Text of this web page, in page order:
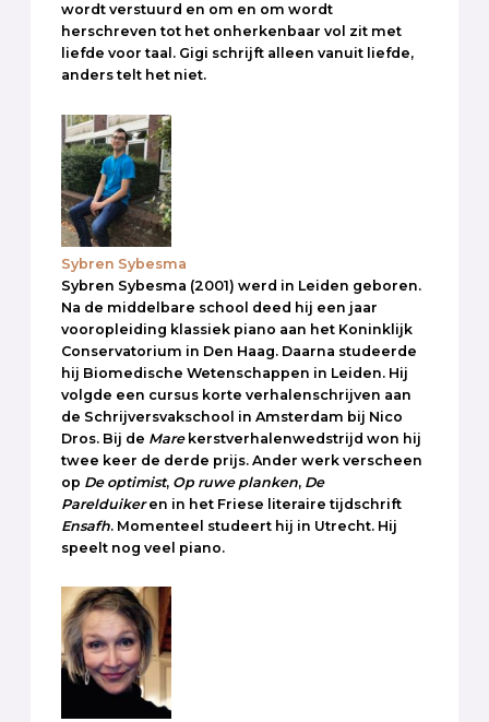
wordt verstuurd en om en om wordt
herschreven tot het onherkenbaar vol zit met
liefde voor taal. Gigi schrijft alleen vanuit liefde,
anders telt het niet.
Sybren Sybesma
Sybren Sybesma (2001) werd in Leiden geboren.
Na de middelbare school deed hij een jaar
vooropleiding klassiek piano aan het Koninklijk
Conservatorium in Den Haag. Daarna studeerde
hij Biomedische Wetenschappen in Leiden. Hij
volgde een cursus korte verhalenschrijven aan
de Schrijversvakschool in Amsterdam bij Nico
Dros. Bij de Marekerstverhalenwedstrijd won hij
twee keer de derde prijs. Ander werk verscheen
op De optimist, Op ruwe planken, De
Parelduikeren in het Friese literaire tijdschrift
Ensafh. Momenteel studeert hij in Utrecht. Hij
speelt nog veel piano.